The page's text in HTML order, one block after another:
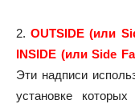
2.OUTSIDE (или
INSIDE (или Side
Эти надписи
установке